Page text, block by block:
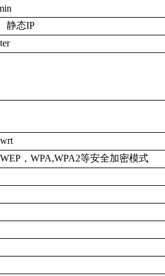
静态IP
，WPA,WPA2等安全加密模式